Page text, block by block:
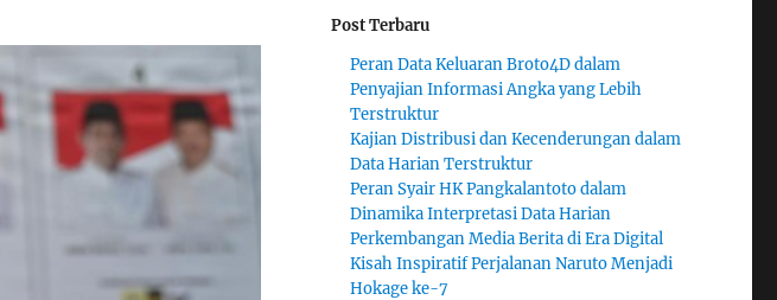
Post Terbaru
Peran Data Keluaran Broto4D dalam
Penyajian Informasi Angka yang Lebih
Terstruktur
Kajian Distribusi dan Kecenderungan dalam
Data Harian Terstruktur
Peran Syair HK Pangkalantoto dalam
Dinamika Interpretasi Data Harian
Perkembangan Media Berita di Era Digital
Kisah Inspiratif Perjalanan Naruto Menjadi
Hokage ke-7